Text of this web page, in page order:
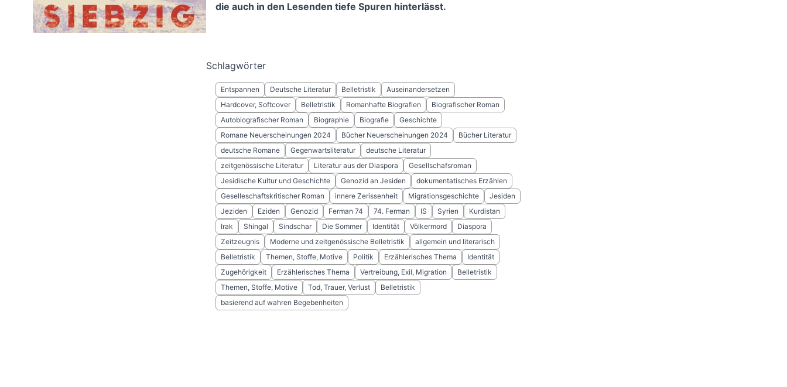
die auch in den Lesenden tiefe Spuren hinterlässt.
Schlagwörter
Entspannen Deutsche Literatur Belletristik
Auseinandersetzen
Hardcover, Softcover
Belletristik Romanhafte Biografien
Biografischer Roman
Autobiografischer Roman
Biographie Biografie
Geschichte
Romane Neuerscheinungen 2024
Bücher Neuerscheinungen 2024
Bücher Literatur
deutsche Romane
Gegenwartsliteratur
deutsche Literatur
zeitgenössische Literatur
Literatur aus der Diaspora
Gesellschafsroman
Jesidische Kultur und Geschichte
Genozid an Jesiden
dokumentatisches Erzählen
Geselleschaftskritischer Roman
innere Zerissenheit Migrationsgeschichte
Jesiden
Jeziden
Eziden Genozid Ferman 74 74. Ferman IS Syrien
Kurdistan
Irak
Shingal Sindschar Die Sommer Identität Völkermord
Diaspora
Zeitzeugnis
Moderne und zeitgenössische Belletristik
allgemein und literarisch
Belletristik
Themen, Stoffe, Motive Politik Erzählerisches Thema
Identität
Zugehörigkeit
Erzählerisches Thema Vertreibung, Exil, Migration
Belletristik
Themen, Stoffe, Motive
Tod, Trauer, Verlust
Belletristik
basierend auf wahren Begebenheiten